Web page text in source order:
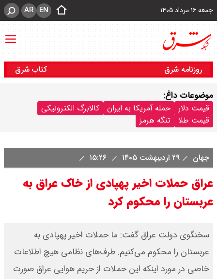
جمعه ۱۶ مرداد ۱۴۰۵ EN
AR
روزنامه شرق کتاب شرق
موضوعات داغ:
قیمت دلار حمله آمریکا به ایران
کالابرگ الکترونیکی
قیمت طلا
تنگه هرمز
جهان ۲۹ اردیبهشت ۱۴۰۵
عراق حملات اخیر پهپادی از خاک عراق به
عربستان را محکوم کرد
سخنگوی دولت عراق گفت: ما حملات اخیر پهپادی به
عربستان را محکوم می‌کنیم. طرف‌های نظامی هیچ اطلاعات
خاصی در مورد اینکه این حملات از حریم هوایی عراق صورت